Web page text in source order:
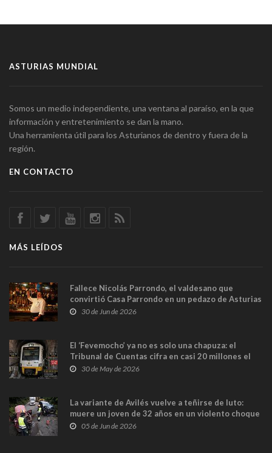
ASTURIAS MUNDIAL
Somos un medio independiente, una ventana al paraíso, en la que
información y entretenimiento se dan la mano.
Una herramienta útil para los Asturianos de dentro y fuera de la
región.
EN CONTACTO
MÁS LEÍDOS
Fallece Nicolás Parrondo, el valdesano que
convirtió Casa Parrondo en un pedazo de Asturias
en Madrid
30 de Jun de 2026
El ‘Fevemocho’ ya no es solo una chapuza: el
Tribunal de Cuentas cifra en casi 20 millones el
sobrecoste de los trenes que no cabían por los
30 de May de 2026
La variante de Avilés vuelve a teñirse de luto:
muere un joven de 32 años en un violento choque
frontal
05 de Jun de 2026